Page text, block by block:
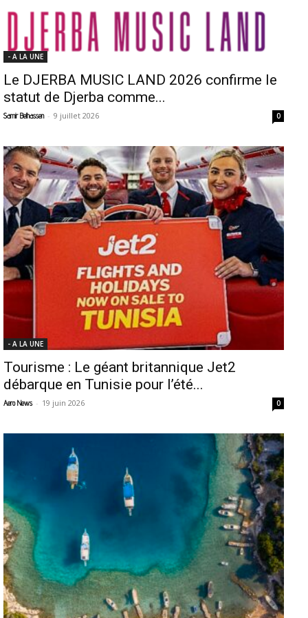
- A LA UNE
Le DJERBA MUSIC LAND 2026 confirme le
statut de Djerba comme...
Samir Belhassen - 9 juillet 2026 0
- A LA UNE
Tourisme : Le géant britannique Jet2
débarque en Tunisie pour l’été...
Aero News - 19 juin 2026 0